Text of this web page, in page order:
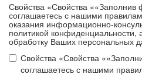
Свойства «Свойства
соглашаетесь с нашими
оказания информационно-
политикой
обработку Ваших персональных
Свойства «Свойства
соглашаетесь с нашими